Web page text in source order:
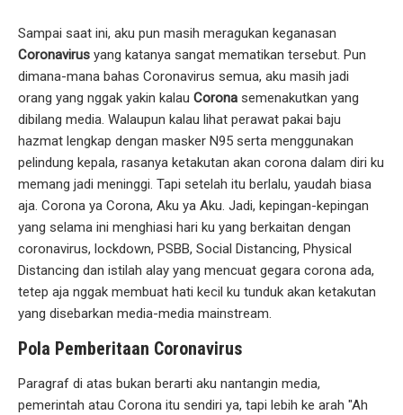
Sampai saat ini, aku pun masih meragukan keganasan
Coronavirusyang katanya sangat mematikan tersebut. Pun
dimana-mana bahas Coronavirus semua, aku masih jadi
orang yang nggak yakin kalauCoronasemenakutkan yang
dibilang media. Walaupun kalau lihat perawat pakai baju
hazmat lengkap dengan masker N95 serta menggunakan
pelindung kepala, rasanya ketakutan akan corona dalam diri ku
memang jadi meninggi. Tapi setelah itu berlalu, yaudah biasa
aja. Corona ya Corona, Aku ya Aku. Jadi, kepingan-kepingan
yang selama ini menghiasi hari ku yang berkaitan dengan
coronavirus, lockdown, PSBB, Social Distancing, Physical
Distancing dan istilah alay yang mencuat gegara corona ada,
tetep aja nggak membuat hati kecil ku tunduk akan ketakutan
yang disebarkan media-media mainstream.
Pola Pemberitaan Coronavirus
Paragraf di atas bukan berarti aku nantangin media,
pemerintah atau Corona itu sendiri ya, tapi lebih ke arah "Ah